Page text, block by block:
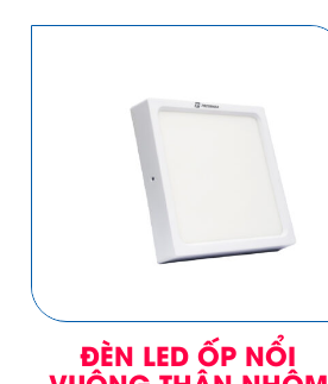
ĐÈN LED ỐP NỔI